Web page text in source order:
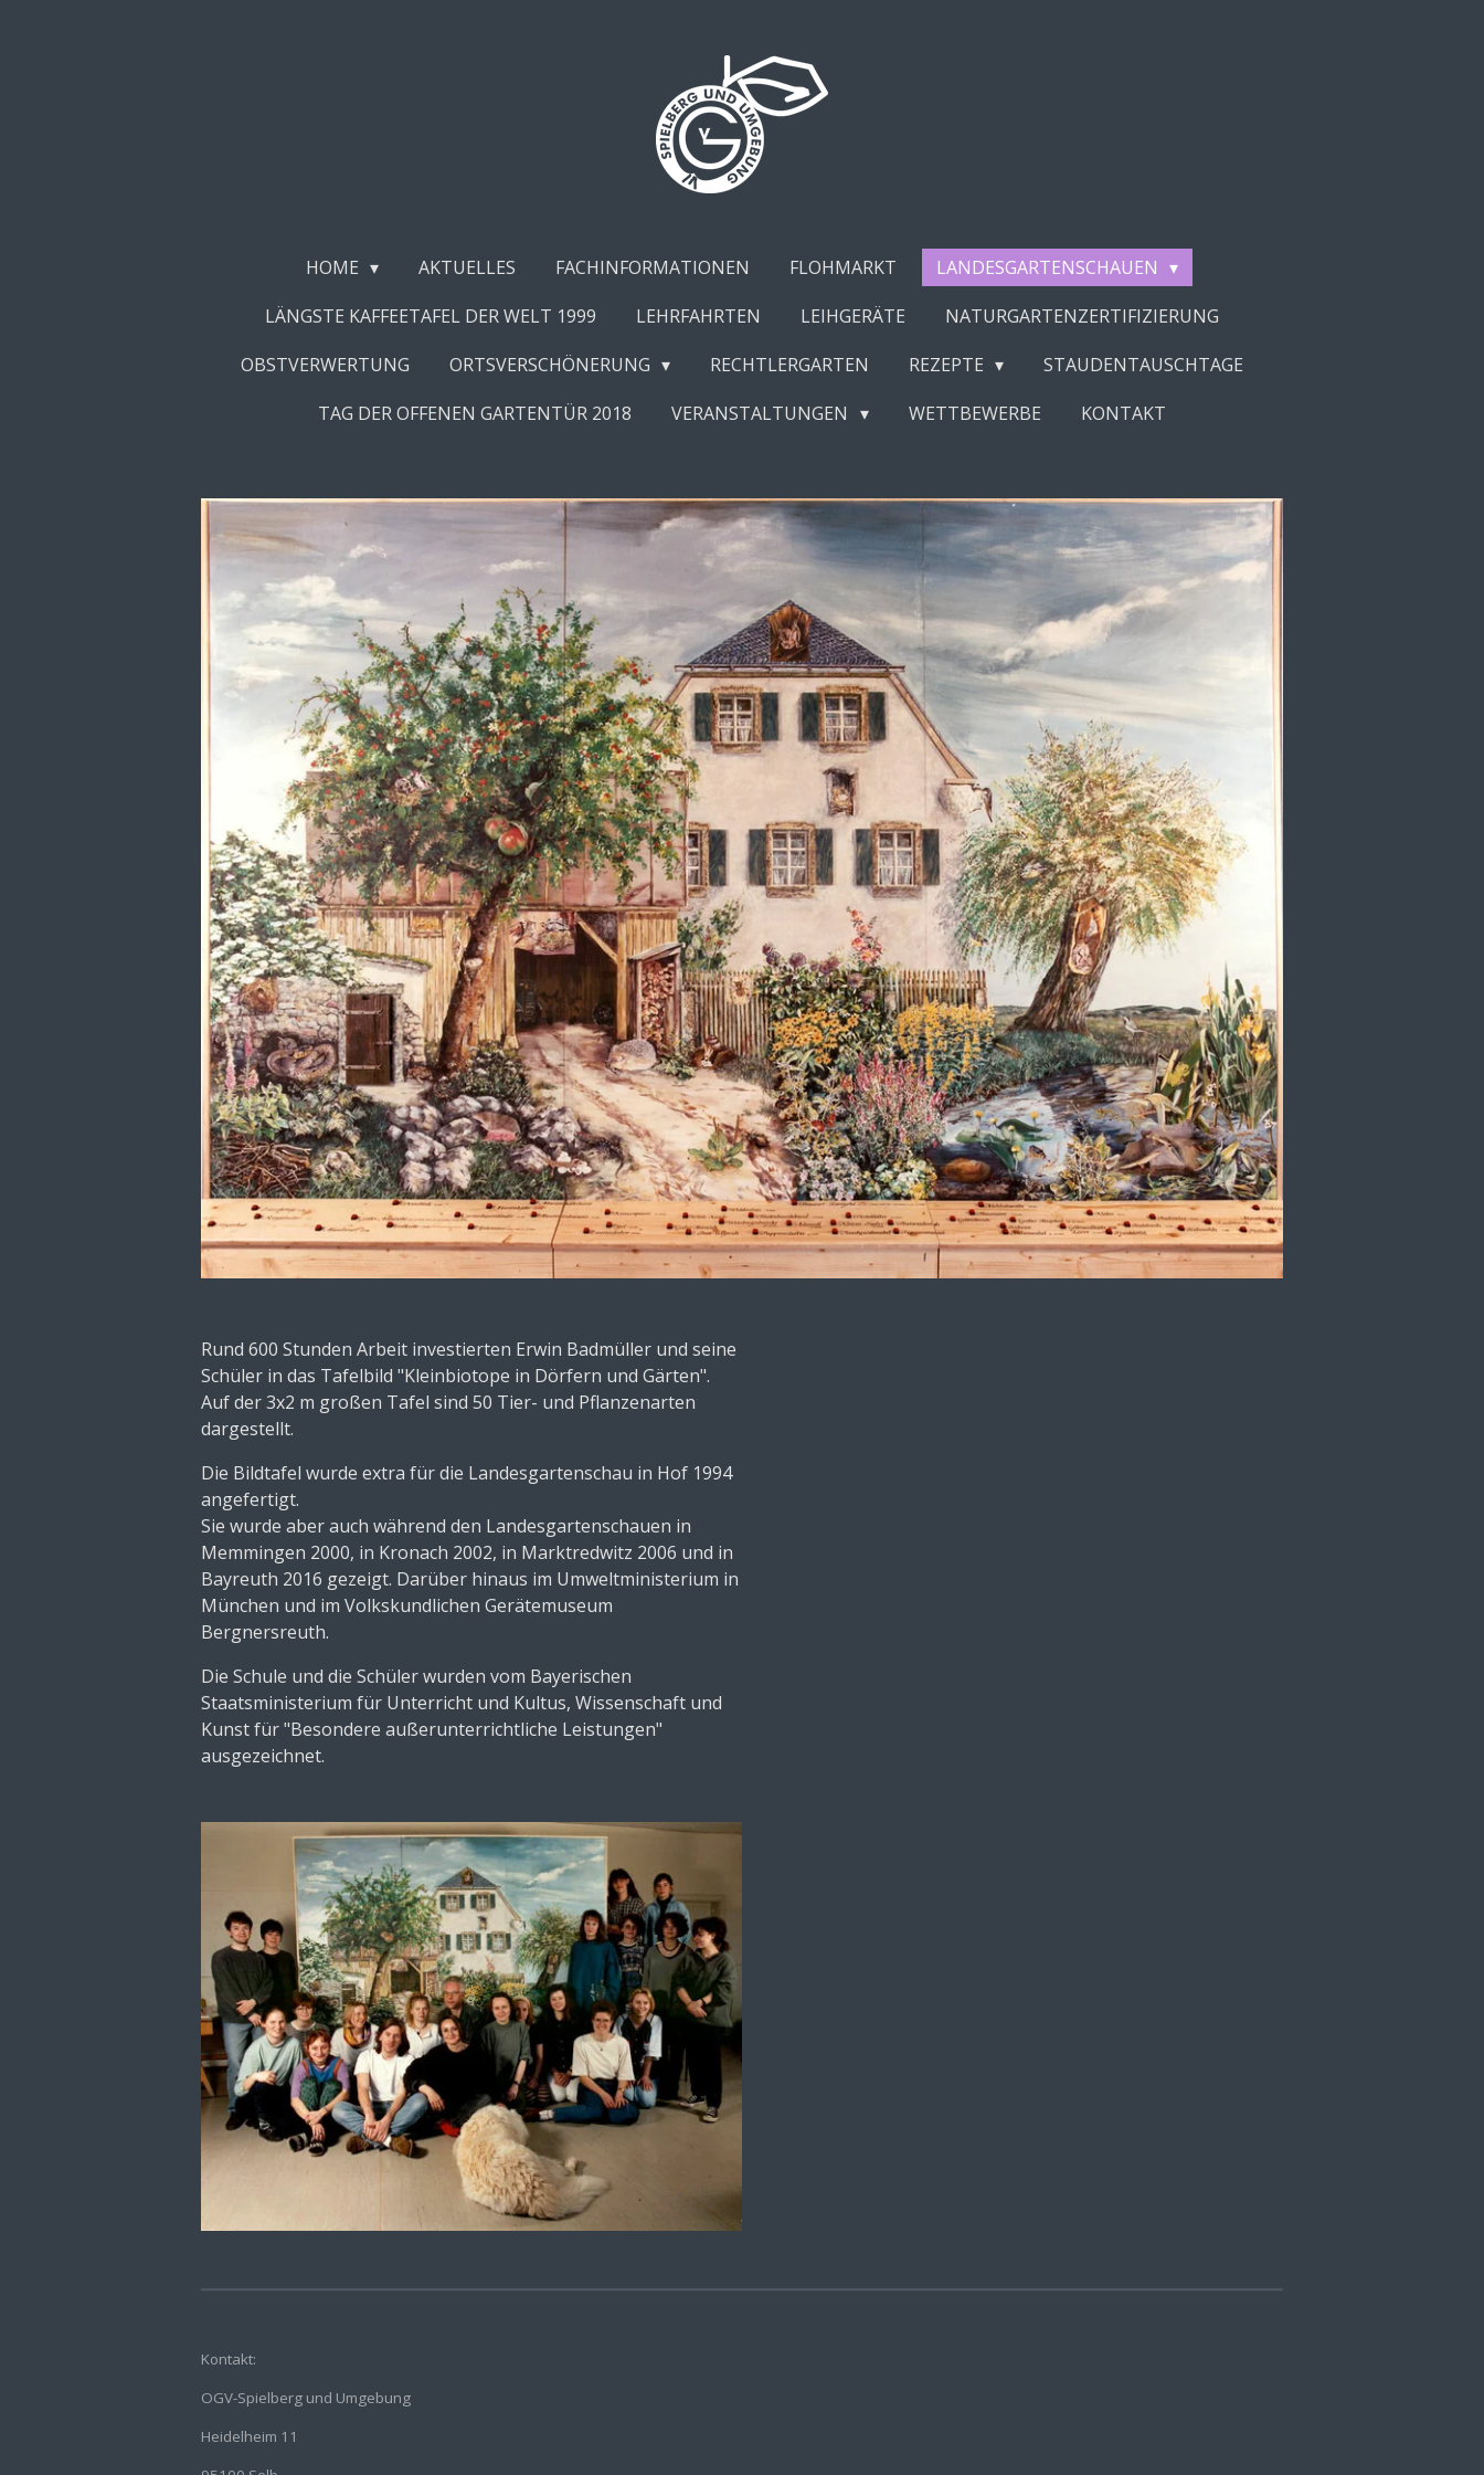
HOME AKTUELLES FACHINFORMATIONEN FLOHMARKT
LANDESGARTENSCHAUEN
LÄNGSTE KAFFEETAFEL DER WELT 1999
LEHRFAHRTEN LEIHGERÄTE
NATURGARTENZERTIFIZIERUNG
OBSTVERWERTUNG
ORTSVERSCHÖNERUNG RECHTLERGARTEN REZEPTE
STAUDENTAUSCHTAGE
TAG DER OFFENEN GARTENTÜR 2018
VERANSTALTUNGEN WETTBEWERBE KONTAKT
Rund 600 Stunden Arbeit investierten Erwin Badmüller und seine
Schüler in das Tafelbild "Kleinbiotope in Dörfern und Gärten".
Auf der 3x2 m großen Tafel sind 50 Tier- und Pflanzenarten
dargestellt.
Die Bildtafel wurde extra für die Landesgartenschau in Hof 1994
angefertigt.
Sie wurde aber auch während den Landesgartenschauen in
Memmingen 2000, in Kronach 2002, in Marktredwitz 2006 und in
Bayreuth 2016 gezeigt. Darüber hinaus im Umweltministerium in
München und im Volkskundlichen Gerätemuseum
Bergnersreuth.
Die Schule und die Schüler wurden vom Bayerischen
Staatsministerium für Unterricht und Kultus, Wissenschaft und
Kunst für "Besondere außerunterrichtliche Leistungen"
ausgezeichnet.
Kontakt:
OGV-Spielberg und Umgebung
Heidelheim 11